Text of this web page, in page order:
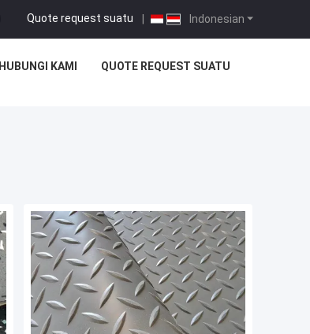
Indonesian
Quote request suatu |
HUBUNGI KAMI QUOTE REQUEST SUATU